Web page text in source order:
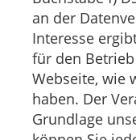
an der
Interesse
für den
Webseite, wie
haben. Der
Grundlage